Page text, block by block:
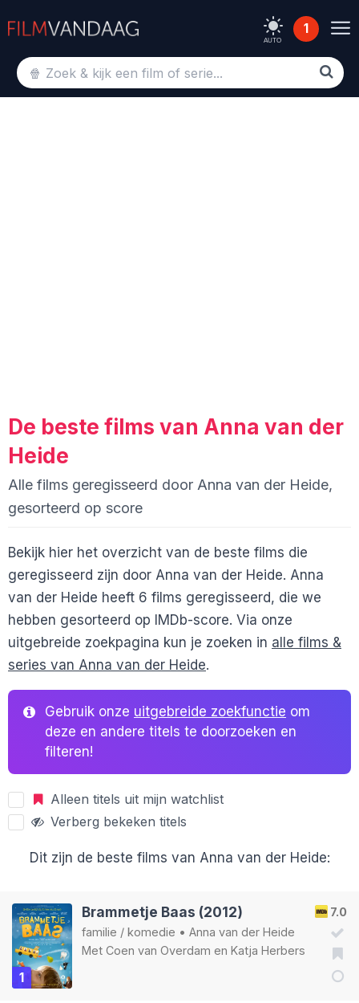
AUTO
1
De beste films van Anna van der
Heide
Alle films geregisseerd door Anna van der Heide,
gesorteerd op score
Bekijk hier het overzicht van de beste films die
geregisseerd zijn door Anna van der Heide. Anna
van der Heide heeft 6 films geregisseerd, die we
hebben gesorteerd op IMDb-score. Via onze
uitgebreide zoekpagina kun je zoeken in alle films &
series van Anna van der Heide.
Gebruik onze uitgebreide zoekfunctie om
deze en andere titels te doorzoeken en
filteren!
Alleen titels uit mijn watchlist
Verberg bekeken titels
Dit zijn de beste films van Anna van der Heide:
1
7.0
Brammetje Baas (2012)
familie / komedie • Anna van der Heide
Met Coen van Overdam en Katja Herbers